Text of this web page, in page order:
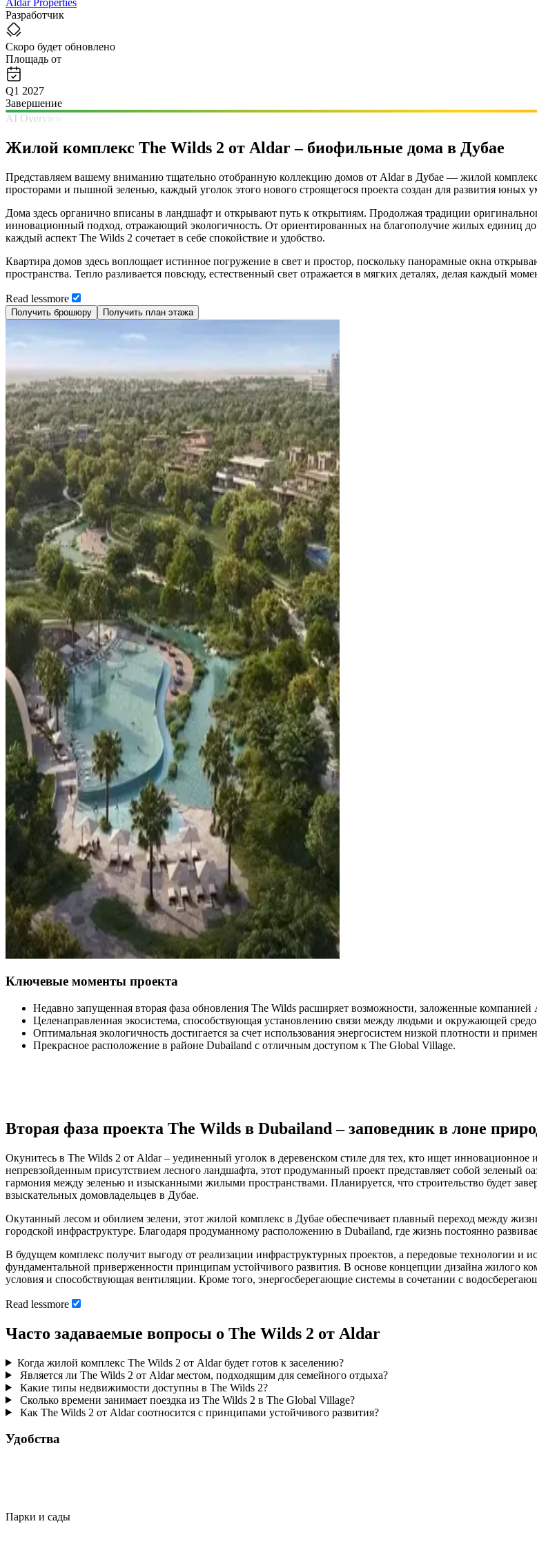
Разработчик
Скоро будет обновлено
Площадь от
Q1 2027
Завершение
AI Overview
Жилой комплекс The Wilds 2 от Aldar – биофильные дома в Дубае
Представляем вашему вниманию тщательно отобранную коллекцию домов от Aldar в Дубае — жилой
просторами и пышной зеленью, каждый уголок этого нового строящегося проекта создан для развития юных
Дома здесь органично вписаны в ландшафт и открывают путь к открытиям. Продолжая традиции
инновационный подход, отражающий экологичность. От ориентированных на благополучие жилых единиц
каждый аспект The Wilds 2 сочетает в себе спокойствие и удобство.
Квартира домов здесь воплощает истинное погружение в свет и простор, поскольку панорамные окна
пространства. Тепло разливается повсюду, естественный свет отражается в мягких деталях, делая каждый
Read lessmore
Получить брошюру Получить план этажа
Ключевые моменты проекта
Недавно запущенная вторая фаза обновления The Wilds расширяет возможности, заложенные компанией
Целенаправленная экосистема, способствующая установлению связи между людьми и окружающей
Оптимальная экологичность достигается за счет использования энергосистем низкой плотности и
Прекрасное расположение в районе Dubailand с отличным доступом к The Global Village.
Вторая фаза проекта The Wilds в Dubailand – заповедник в лоне
Окунитесь в The Wilds 2 от Aldar – уединенный уголок в деревенском стиле для тех, кто ищет
непревзойденным присутствием лесного ландшафта, этот продуманный проект представляет собой зеленый
гармония между зеленью и изысканными жилыми пространствами. Планируется, что строительство будет
взыскательных домовладельцев в Дубае.
Окутанный лесом и обилием зелени, этот жилой комплекс в Дубае обеспечивает плавный переход между
городской инфраструктуре. Благодаря продуманному расположению в Dubailand, где жизнь постоянно
В будущем комплекс получит выгоду от реализации инфраструктурных проектов, а передовые технологии и
фундаментальной приверженности принципам устойчивого развития. В основе концепции дизайна жилого
условия и способствующая вентиляции. Кроме того, энергосберегающие системы в сочетании с
Read lessmore
Часто задаваемые вопросы о The Wilds 2 от Aldar
Когда жилой комплекс The Wilds 2 от Aldar будет готов к заселению?
Является ли The Wilds 2 от Aldar местом, подходящим для семейного отдыха?
Какие типы недвижимости доступны в The Wilds 2?
Сколько времени занимает поездка из The Wilds 2 в The Global Village?
Как The Wilds 2 от Aldar соотносится с принципами устойчивого развития?
Удобства
Парки и сады